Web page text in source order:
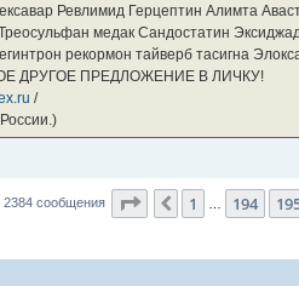
Ревлимид Герцептин Алимта
медак Сандостатин
рекормон тайверб тасигна
ДРУГОЕ ПРЕДЛОЖЕНИЕ В ЛИЧКУ!
/
2384 сообщения Страница 196из
Пред.
1 194